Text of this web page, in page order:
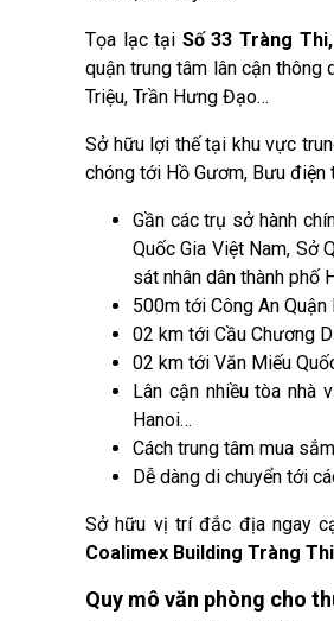
Tọa lạc tại Số 33 Tràng
quận trung tâm lân cận thông
Triệu, Trần Hưng Đạo…
Sở hữu lợi thế tại khu vực
chóng tới Hồ Gươm, Bưu điện
Gần các trụ sở hành
Quốc Gia Việt Nam, Sở
sát nhân dân thành phố
500m tới Công An Quận
02 km tới Cầu Chương
02 km tới Văn Miếu
Lân cận nhiều tòa nhà
Hanoi…
Cách trung tâm mua
Dễ dàng di chuyển tới
Sở hữu vị trí đắc địa ngay
Coalimex Building Tràng Thi
Quy mô văn phòng cho